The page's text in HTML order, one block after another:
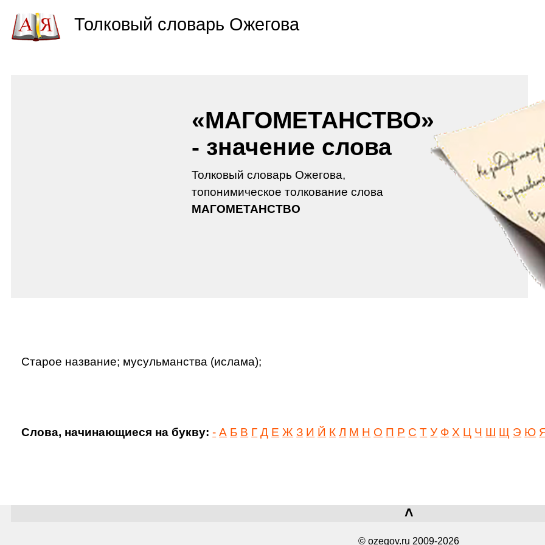
«МАГОМЕТАНСТВО»
- значение слова
Толковый словарь Ожегова,
топонимическое толкование слова
МАГОМЕТАНСТВО
Старое название; мусульманства (ислама);
Слова, начинающиеся на букву: - А Б В Г Д Е Ж З И Й К Л М Н О П Р С Т У Ф Х Ц Ч Ш Щ Э Ю
˄
© ozegov.ru 2009-2026
Толковый словарь Ожегова